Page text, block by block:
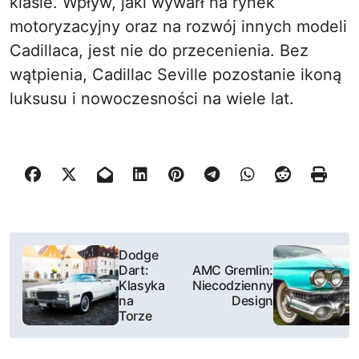
motoryzacyjny oraz na rozwój innych modeli
Cadillaca, jest nie do przecenienia. Bez
wątpienia, Cadillac Seville pozostanie ikoną
luksusu i nowoczesności na wiele lat.
N
w
i
Dodge
Dart:
Klasyka
na
Torze
AMC Gremlin:
Niecodzienny
Design